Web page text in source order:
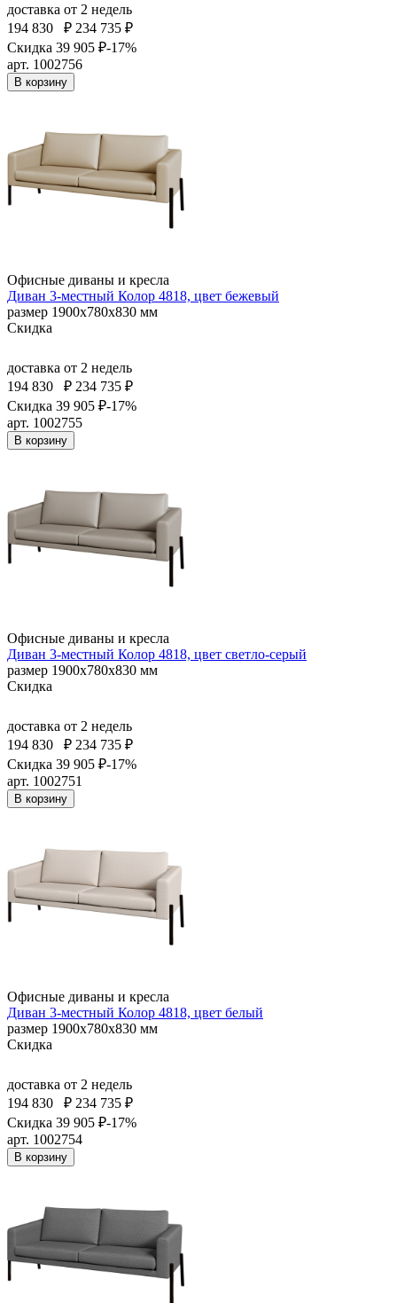
доставка от 2 недель
194 830
₽ 234 735 ₽
Скидка 39 905 ₽-17%
арт. 1002756
В корзину
Офисные диваны и кресла
Диван 3-местный Колор 4818, цвет бежевый
размер 1900х780х830 мм
Скидка
доставка от 2 недель
194 830
₽ 234 735 ₽
Скидка 39 905 ₽-17%
арт. 1002755
В корзину
Офисные диваны и кресла
Диван 3-местный Колор 4818, цвет светло-серый
размер 1900х780х830 мм
Скидка
доставка от 2 недель
194 830
₽ 234 735 ₽
Скидка 39 905 ₽-17%
арт. 1002751
В корзину
Офисные диваны и кресла
Диван 3-местный Колор 4818, цвет белый
размер 1900х780х830 мм
Скидка
доставка от 2 недель
194 830
₽ 234 735 ₽
Скидка 39 905 ₽-17%
арт. 1002754
В корзину